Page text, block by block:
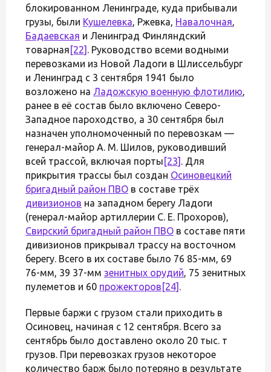
блокированном Ленинграде, куда прибывали
грузы, были Кушелевка, Ржевка, Навалочная,
Бадаевская и Ленинград Финляндский
товарная [22] . Руководство всеми водными
перевозками из Новой Ладоги в Шлиссельбург
и Ленинград с 3 сентября 1941 было
возложено на Ладожскую военную флотилию,
ранее в её состав было включено Северо-
Западное пароходство, а 30 сентября был
назначен уполномоченный по перевозкам —
генерал-майор А. М. Шилов, руководивший
всей трассой, включая порты [23] . Для
прикрытия трассы был создан Осиновецкий
бригадный район ПВО в составе трёх
дивизионов на западном берегу Ладоги
(генерал-майор артиллерии С. Е. Прохоров),
Свирский бригадный район ПВО в составе пяти
дивизионов прикрывал трассу на восточном
берегу. Всего в их составе было 76 85-мм, 69
76-мм, 39 37-мм зенитных орудий, 75 зенитных
пулеметов и 60 прожекторов [24] .
Первые баржи с грузом стали приходить в
Осиновец, начиная с 12 сентября. Всего за
сентябрь было доставлено около 20 тыс. т
грузов. При перевозках грузов некоторое
количество барж было потеряно в результате